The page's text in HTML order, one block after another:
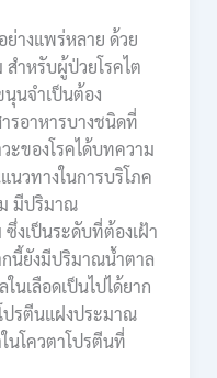
างแพร่หลาย ด้วย
สำหรับผู้ป่วยโรคไต
นจำเป็นต้อง
รอาหารบางชนิดที่
ะของโรคได้บทความ
นวทางในการบริโภค
มีปริมาณ
งเป็นระดับที่ต้องเฝ้า
กนี้ยังมีปริมาณน้ำตาล
นเลือดเป็นไปได้ยาก
ปรตีนแฝงประมาณ
นโควตาโปรตีนที่